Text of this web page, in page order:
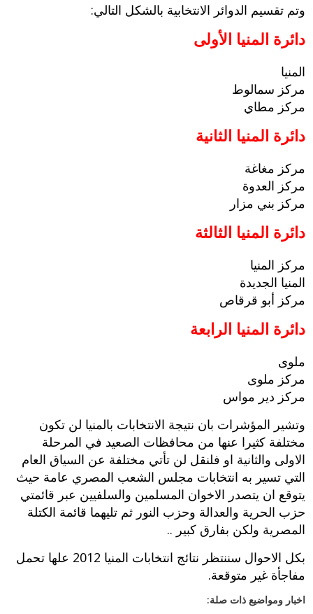
وتم تقسيم الدوائر الانتخابية بالشكل التالي:
دائرة المنيا الأولى
المنيا
مركز سمالوط
مركز مطاي
دائرة المنيا الثانية
مركز مغاغة
مركز العدوة
مركز بني مزار
دائرة المنيا الثالثة
مركز المنيا
المنيا الجديدة
مركز أبو قرقاص
دائرة المنيا الرابعة
ملوى
مركز ملوى
مركز دير مواس
وتشير المؤشرات بان نتيجة الانتخابات بالمنيا لن تكون
مختلفة كثيرا عنها من محافظات الصعيد في المرحلة
الاولى والثانية او فلنقل لن تأتي مختلفة عن السياق العام
التي تسير به انتخابات مجلس الشعب المصري عامة حيث
يتوقع ان يتصدر الاخوان المسلمين والسلفيين عبر قائمتي
حزب الحرية والعدالة وحزب النور ثم تليهما قائمة الكتلة
المصرية ولكن بفارق كبير ..
بكل الاحوال سننتظر نتائج انتخابات المنيا 2012 علها تحمل
مفاجأة غير متوقعة.
اخبار ومواضيع ذات صلة: